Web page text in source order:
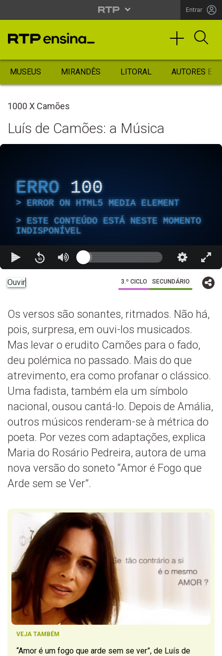
Entrar
MUSEUS MIRANDÊS LITORAL AUTORES
1000 X Camões
Luís de Camões: a Música
ERRO 100
ERROR ON HTML5 MEDIA ELEMENT
ESTE CONTEÚDO ESTÁ NESTE MOMENTO
INDISPONÍVEL
Ouvir 3.º CICLO SECUNDÁRIO
Os versos são sonantes, ritmados. Não há,
pois, surpresa, em ouvi-los musicados.
Mas levar o erudito Camões para o fado,
deu polémica no passado. Mais do que
atrevimento, era como profanar o clássico.
Uma fadista, também ela um símbolo
nacional, ousou cantá-lo. Depois de Amália,
outros músicos renderam-se à métrica do
poeta. Por vezes com adaptações, explica
Maria do Rosário Pedreira, autora de uma
nova versão do soneto “Amor é Fogo que
Arde sem se Ver”.
VEJA TAMBÉM
“Amor é um fogo que arde sem se ver”, de Luís de